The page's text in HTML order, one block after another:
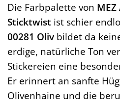
Die Farbpalette von
Sticktwist ist schier
00281 Oliv bildet da
erdige, natürliche Ton
Stickereien eine
Er erinnert an sanfte
Olivenhaine und die